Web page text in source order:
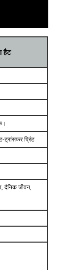
हैट
ट्रांसफर प्रिंट
दैनिक जीवन,